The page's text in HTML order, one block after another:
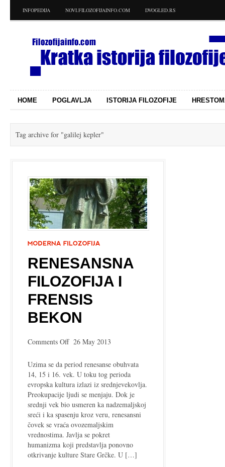
INFOPEDIJA NOVI.FILOZOFIJAINFO.COM DVOGLED.RS
HOME POGLAVLJA ISTORIJA FILOZOFIJE
Tag archive for "galilej kepler"
RENESANSNA
FILOZOFIJA I
FRENSIS
BEKON
Comments Offon
filozofija
i
Frensis
Bekon
26 May 2013
Uzima se da period renesanse obuhvata
14, 15 i 16. vek. U toku tog perioda
evropska kultura izlazi iz srednjevekovlja.
Preokupacije ljudi se menjaju. Dok je
srednji vek bio usmeren ka nadzemaljskoj
sreći i ka spasenju kroz veru, renesansni
čovek se vraća ovozemaljskim
vrednostima. Javlja se pokret
humanizma koji predstavlja ponovno
otkrivanje kulture Stare Grčke. U […]